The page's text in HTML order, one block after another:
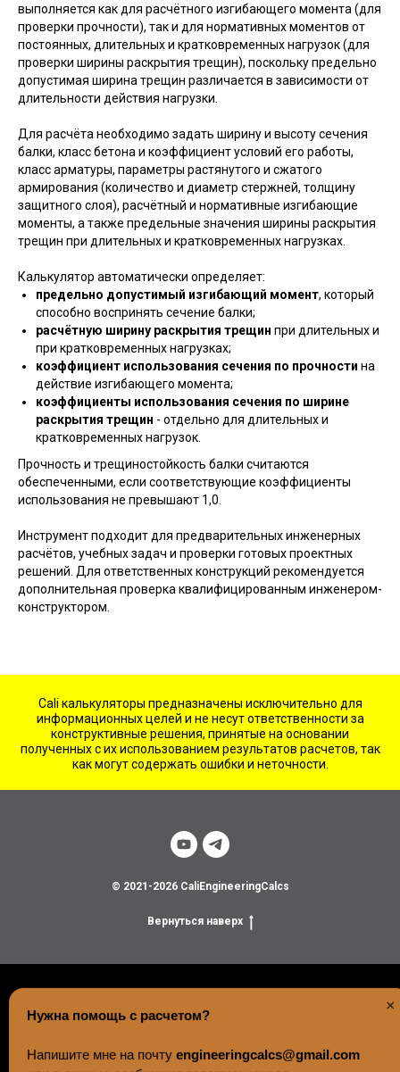
выполняется как для расчётного изгибающего момента (для
проверки прочности), так и для нормативных моментов от
постоянных, длительных и кратковременных нагрузок (для
проверки ширины раскрытия трещин), поскольку предельно
допустимая ширина трещин различается в зависимости от
длительности действия нагрузки.
Для расчёта необходимо задать ширину и высоту сечения
балки, класс бетона и коэффициент условий его работы,
класс арматуры, параметры растянутого и сжатого
армирования (количество и диаметр стержней, толщину
защитного слоя), расчётный и нормативные изгибающие
моменты, а также предельные значения ширины раскрытия
трещин при длительных и кратковременных нагрузках.
Калькулятор автоматически определяет:
предельно допустимый изгибающий момент, который
способно воспринять сечение балки;
расчётную ширину раскрытия трещин при длительных и
при кратковременных нагрузках;
коэффициент использования сечения по прочности на
действие изгибающего момента;
коэффициенты использования сечения по ширине
раскрытия трещин - отдельно для длительных и
кратковременных нагрузок.
Прочность и трещиностойкость балки считаются
обеспеченными, если соответствующие коэффициенты
использования не превышают 1,0.
Инструмент подходит для предварительных инженерных
расчётов, учебных задач и проверки готовых проектных
решений. Для ответственных конструкций рекомендуется
дополнительная проверка квалифицированным инженером-
конструктором.
×
Нужна помощь с расчетом?
Напишите мне на почту engineeringcalcs@gmail.com
Cali калькуляторы предназначены исключительно для
информационных целей и не несут ответственности за
конструктивные решения, принятые на основании
полученных с их использованием результатов расчетов, так
как могут содержать ошибки и неточности.
© 2021-2026 CaliEngineeringCalcs
Вернуться наверх